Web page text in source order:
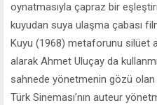
oynatmasıyla çapraz bir
kuyudan suya ulaşma çabası
Kuyu (1968) metaforunu silüet
alarak Ahmet Uluçay da
sahnede yönetmenin gözü olan
Türk Sineması’nın auteur